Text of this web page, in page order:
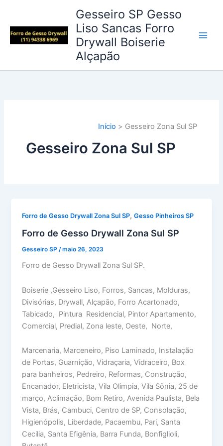
conteúdo
Gesseiro SP Gesso
Liso Sancas Forro
Drywall Boiserie
Alçapão
Início Gesseiro Zona Sul SP
Gesseiro Zona Sul SP
Forro de Gesso Drywall Zona Sul SP,Gesso Pinheiros SP
Forro de Gesso Drywall Zona Sul SP
Gesseiro SP /maio 26, 2023
Forro de Gesso Drywall Zona Sul SP.
Boiserie ,Gesseiro Liso, Forros, Sancas, Molduras,
Divisórias, Drywall, Alçapão, Forro Acartonado,
Tabicado, Pintura Residencial, Pintor Apartamento,
Comercial, Predial, Zona leste, Oeste, Norte,
Marcenaria, Marceneiro, Piso Laminado, Instalação
de Portas, Guarnição, Vidraçaria, Vidraceiro, Box
para banheiros, Pedreiro, Reformas, Construção,
Encanador, Eletricista, Vila Olimpia, Vila Sônia, 25 de
março, Aclimação, Bom Retiro, Avenida Paulista, Bela
Vista, Brás, Cambuci, Centro de SP, Consolação,
Higienópolis, Liberdade, Pacaembu, Pari, Santa
Cecilia, Santa Efigênia, Barra Funda, Bonfiglioli,